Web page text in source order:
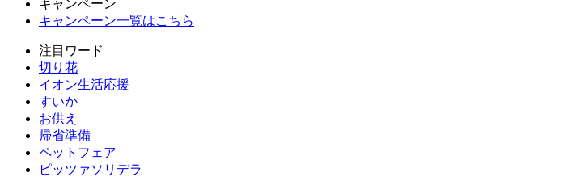
キャンペーン
キャンペーン一覧はこちら
注目ワード
切り花
イオン生活応援
すいか
お供え
帰省準備
ペットフェア
ピッツァソリデラ